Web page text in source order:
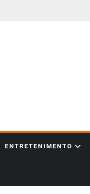
ENTRETENIMENTO